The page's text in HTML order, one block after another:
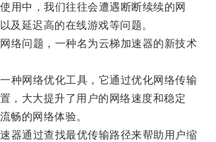
中，我们往往会遭遇断断续续的网
及延迟高的在线游戏等问题。
问题，一种名为云梯加速器的新技术
网络优化工具，它通过优化网络传输
，大大提升了用户的网络速度和稳定
畅的网络体验。
通过查找最优传输路径来帮助用户缩